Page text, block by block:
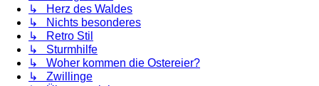
↳ Herz des Waldes
↳ Nichts besonderes
↳ Retro Stil
↳ Sturmhilfe
↳ Woher kommen die Ostereier?
↳ Zwillinge